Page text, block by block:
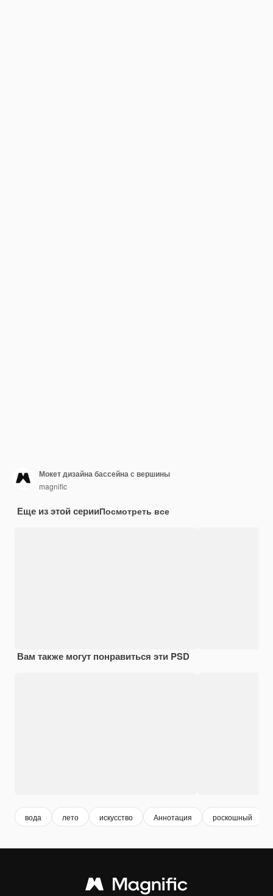
Мокет дизайна бассейна с вершины
magnific
Еще из этой серииПосмотреть все
Вам также могут понравиться эти PSD
вода лето искусство Аннотация роскошный